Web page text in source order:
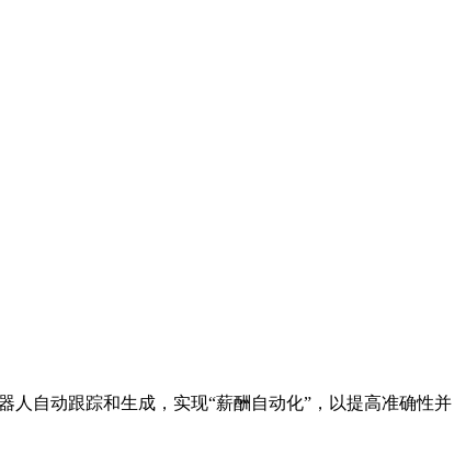
人自动跟踪和生成，实现“薪酬自动化”，以提高准确性并